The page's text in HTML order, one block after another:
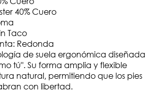
40% Cuero
Taco
Redonda
de suela ergonómica diseñada
tú". Su forma amplia y flexible
natural, permitiendo que los pies
con libertad.